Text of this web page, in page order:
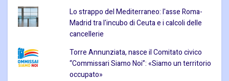
Lo strappo del Mediterraneo: l'asse Roma-
Madrid tra l'incubo di Ceuta e i calcoli delle
cancellerie
Torre Annunziata, nasce il Comitato civico
“Commissari Siamo Noi”: «Siamo un territorio
occupato»